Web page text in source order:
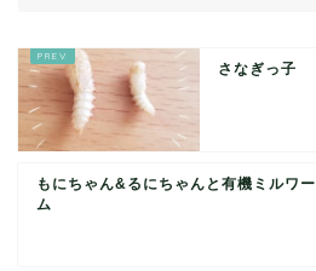
さなぎっ子
もにちゃん&るにちゃんと有機ミルワー
ム